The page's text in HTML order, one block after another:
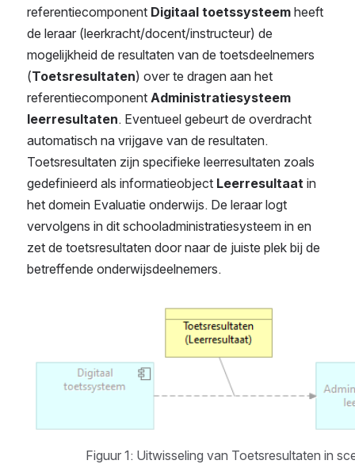
referentiecomponent Digitaal toetssysteem heeft
de leraar (leerkracht/docent/instructeur) de
mogelijkheid de resultaten van de toetsdeelnemers
(Toetsresultaten) over te dragen aan het
referentiecomponent Administratiesysteem
leerresultaten. Eventueel gebeurt de overdracht
automatisch na vrijgave van de resultaten.
Toetsresultaten zijn specifieke leerresultaten zoals
gedefinieerd als informatieobject Leerresultaat in
het domein Evaluatie onderwijs. De leraar logt
vervolgens in dit schooladministratiesysteem in en
zet de toetsresultaten door naar de juiste plek bij de
betreffende onderwijsdeelnemers.
Figuur 1: Uitwisseling van Toetsresultaten in